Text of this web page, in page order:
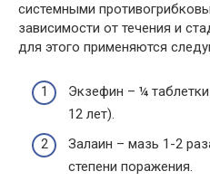
системными
зависимости от течения и
для этого применяются
Экзефин – ¼
12 лет).
Залаин – мазь 1-2
степени поражения.